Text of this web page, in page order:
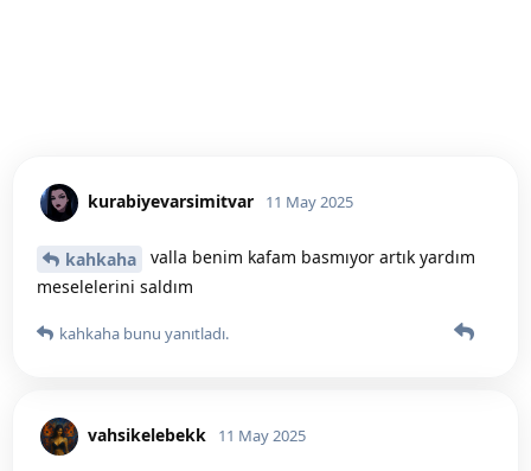
kurabiyevarsimitvar 11 May 2025
kahkaha
valla benim kafam basmıyor artık yardım
meselelerini saldım
kahkaha bunu yanıtladı.
vahsikelebekk 11 May 2025